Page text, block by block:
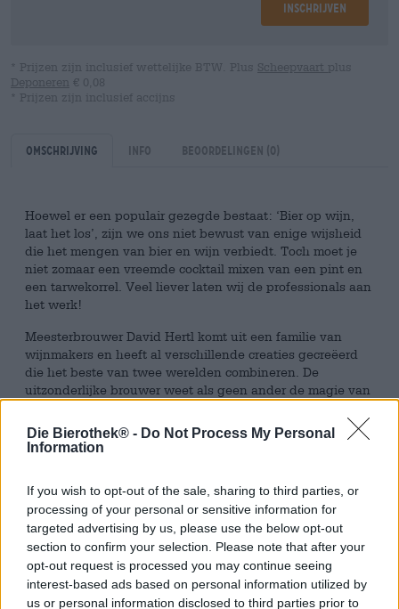
Die Bierothek® - Do Not Process My Personal
Information
If you wish to opt-out of the sale, sharing to third parties, or
processing of your personal or sensitive information for
targeted advertising by us, please use the below opt-out
section to confirm your selection. Please note that after your
opt-out request is processed you may continue seeing
interest-based ads based on personal information utilized by
us or personal information disclosed to third parties prior to
Inschrijven
* Prijzen zijn inclusief wettelijke BTW. Plus Scheepvaart plus
Deponeren € 0,08
* Prijzen zijn inclusief accijns
Omschrijving Info Beoordelingen (0)
Hoewel er een populair gezegde bestaat: ‘Bier op wijn,
laat het los’, zijn we ons niet bewust van enige wijsheid
die het mengen van bier en wijn verbiedt. Toch moet je
niet zomaar een vreemde cocktail mixen van een pint en
een tarwekorrel. Veel liever laten wij de professionals aan
het werk!
Meesterbrouwer David Hertl komt uit een familie van
wijnmakers en heeft al verschillende creaties gecreëerd
die het beste van twee werelden combineren. De
uitzonderlijke brouwer weet als geen ander de magie van
nieuwste brouwsel is gemaakt in samenwerking met
Markus van wijnmakerij Meier Weinerlebnis in Ulsenheim.
uit. Hun Saurer Franke heeft een indrukwekkend
alcoholpercentage van 7,0% en combineert de sappige
zuurgraad van witte druiven met volle granen en edele
hop. In tegenstelling tot conventionele zure bieren is dit
brouwsel niet koolzuurhoudend, maar omhult het de tong
met dezelfde zijdezachte textuur als een witte wijn.